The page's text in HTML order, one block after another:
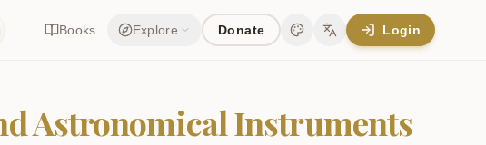
Books Explore Donate
Change theme
Change language
Login
Astronomical Instruments